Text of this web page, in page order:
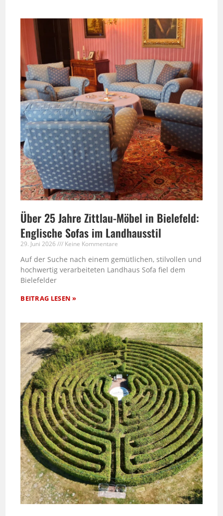
Über 25 Jahre Zittlau-Möbel in Bielefeld:
Englische Sofas im Landhausstil
29. Juni 2026 Keine Kommentare
Auf der Suche nach einem gemütlichen, stilvollen und
hochwertig verarbeiteten Landhaus Sofa fiel dem
Bielefelder
BEITRAG LESEN »